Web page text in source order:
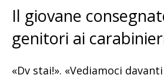
Il giovane
genitori ai
«Dv stai!». «Vediamoci